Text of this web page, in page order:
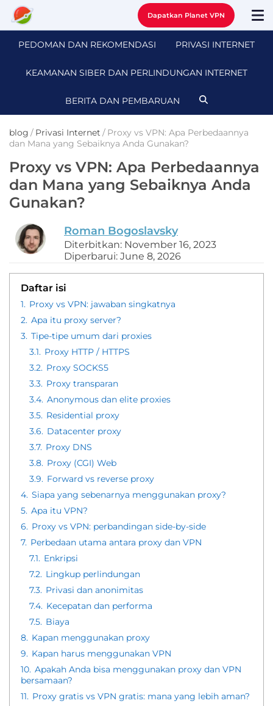
Dapatkan Planet VPN
PEDOMAN DAN REKOMENDASI PRIVASI INTERNET
KEAMANAN SIBER DAN PERLINDUNGAN INTERNET
BERITA DAN PEMBARUAN
blog / Privasi Internet / Proxy vs VPN: Apa Perbedaannya
dan Mana yang Sebaiknya Anda Gunakan?
Proxy vs VPN: Apa Perbedaannya
dan Mana yang Sebaiknya Anda
Gunakan?
Roman Bogoslavsky
Diterbitkan: November 16, 2023
Diperbarui: June 8, 2026
Daftar isi
1. Proxy vs VPN: jawaban singkatnya
2. Apa itu proxy server?
3. Tipe-tipe umum dari proxies
3.1. Proxy HTTP / HTTPS
3.2. Proxy SOCKS5
3.3. Proxy transparan
3.4. Anonymous dan elite proxies
3.5. Residential proxy
3.6. Datacenter proxy
3.7. Proxy DNS
3.8. Proxy (CGI) Web
3.9. Forward vs reverse proxy
4. Siapa yang sebenarnya menggunakan proxy?
5. Apa itu VPN?
6. Proxy vs VPN: perbandingan side-by-side
7. Perbedaan utama antara proxy dan VPN
7.1. Enkripsi
7.2. Lingkup perlindungan
7.3. Privasi dan anonimitas
7.4. Kecepatan dan performa
7.5. Biaya
8. Kapan menggunakan proxy
9. Kapan harus menggunakan VPN
10. Apakah Anda bisa menggunakan proxy dan VPN
bersamaan?
11. Proxy gratis vs VPN gratis: mana yang lebih aman?